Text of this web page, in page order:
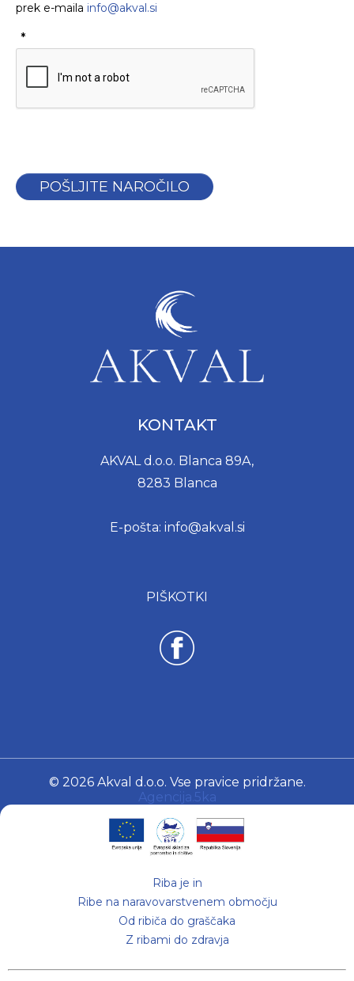
prek e-maila info@akval.si
*
POŠLJITE NAROČILO
KONTAKT
AKVAL d.o.o. Blanca 89A,
8283 Blanca
E-pošta: info@akval.si
PIŠKOTKI
© 2026 Akval d.o.o. Vse pravice pridržane.
Agencija.5ka
Riba je in
Ribe na naravovarstvenem območju
Od ribiča do graščaka
Z ribami do zdravja